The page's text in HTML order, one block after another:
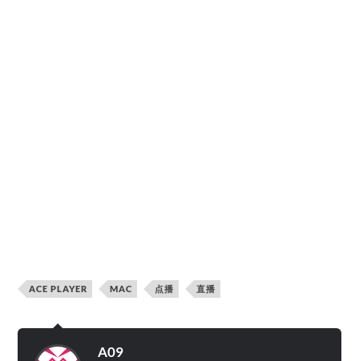
ACE PLAYER MAC 点播 直播
A09